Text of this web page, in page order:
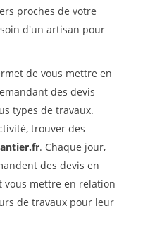
proches de votre
d'un artisan pour
de vous mettre en
des devis
types de travaux.
trouver des
. Chaque jour,
des devis en
vous mettre en relation
de travaux pour leur